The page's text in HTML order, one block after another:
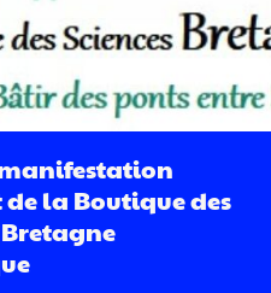
de la Boutique des
Bretagne